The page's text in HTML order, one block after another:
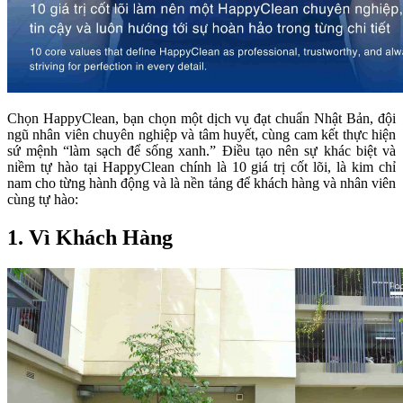
chinh phục và mở rộng thị trường sang các quốc gia ASEAN.
Chọn HappyClean, bạn chọn một dịch vụ đạt chuẩn Nhật Bản, đội
ngũ nhân viên chuyên nghiệp và tâm huyết, cùng cam kết thực hiện
sứ mệnh “làm sạch để sống xanh.” Điều tạo nên sự khác biệt và
niềm tự hào tại HappyClean chính là 10 giá trị cốt lõi, là kim chỉ
nam cho từng hành động và là nền tảng để khách hàng và nhân viên
cùng tự hào:
1. Vì Khách Hàng